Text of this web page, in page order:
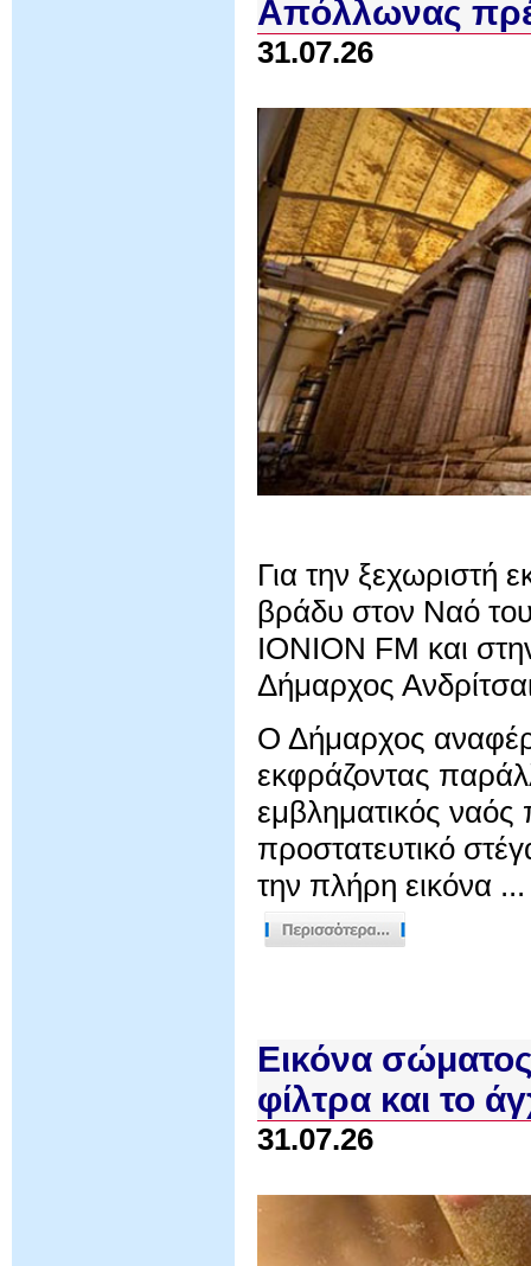
Απόλλωνας
31.07.26
Για την ξεχωριστή
βράδυ στον Ναό
IONION FM και
Δήμαρχος
Ο Δήμαρχος
εκφράζοντας
εμβληματικός
προστατευτικό
την πλήρη εικόνα ...
Εικόνα
φίλτρα και το
31.07.26